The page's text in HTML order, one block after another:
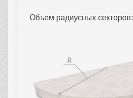
Объем радиусных секторов: